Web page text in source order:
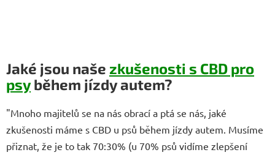
Jaké jsou naše zkušenosti s CBD pro
psyběhem jízdy autem?
"Mnoho majitelů se na nás obrací a ptá se nás, jaké
zkušenosti máme s CBD u psů během jízdy autem. Musíme
přiznat, že je to tak 70:30% (u 70% psů vidíme zlepšení